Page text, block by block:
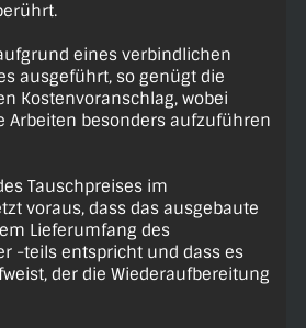
eines verbindlichen
ausgeführt, so genügt die
Kostenvoranschlag, wobei
Arbeiten besonders aufzuführen
Tauschpreises im
voraus, dass das ausgebaute
Lieferumfang des
-teils entspricht und dass es
der die Wiederaufbereitung